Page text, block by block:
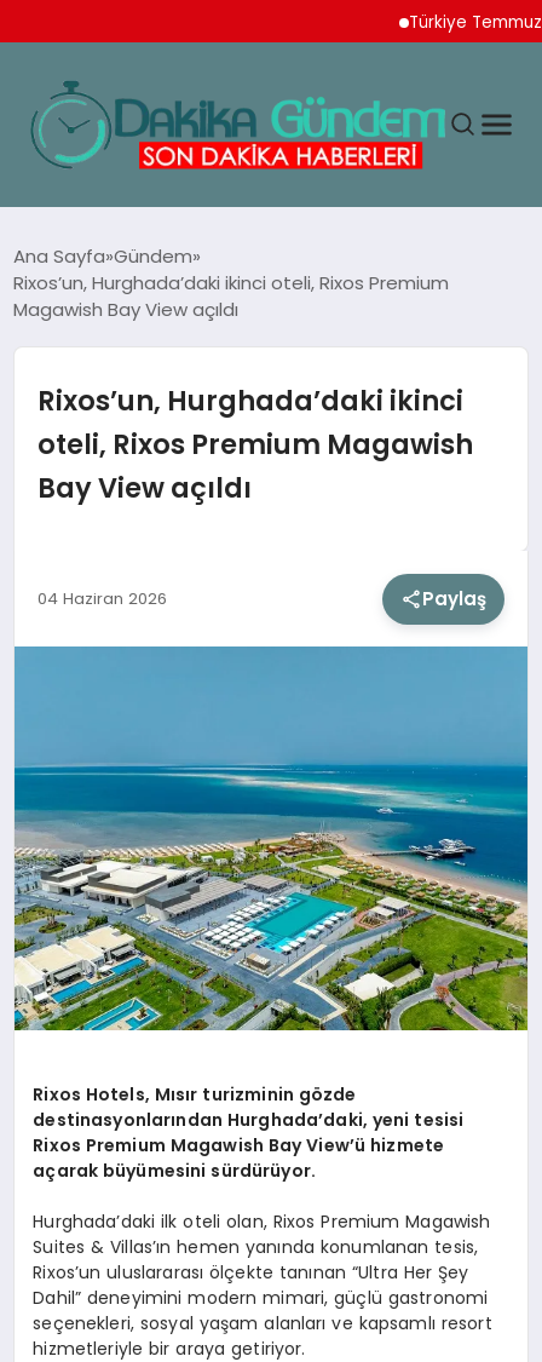
Türkiye Temmuz Ayı
TEKNOLOJI
SPOR
YAŞAM
SIYASET
EĞITIM
Ana Sayfa Gündem
Rixos’un, Hurghada’daki ikinci oteli, Rixos Premium
Magawish Bay View açıldı
Rixos’un, Hurghada’daki ikinci
oteli, Rixos Premium Magawish
Bay View açıldı
04 Haziran 2026 Paylaş
Rixos Hotels, Mısır turizminin gözde
destinasyonlarından Hurghada’daki, yeni tesisi
Rixos Premium Magawish Bay View’ü hizmete
açarak büyümesini sürdürüyor.
Hurghada’daki ilk oteli olan, Rixos Premium Magawish
Suites & Villas’ın hemen yanında konumlanan tesis,
Rixos’un uluslararası ölçekte tanınan “Ultra Her Şey
Dahil” deneyimini modern mimari, güçlü gastronomi
seçenekleri, sosyal yaşam alanları ve kapsamlı resort
hizmetleriyle bir araya getiriyor.